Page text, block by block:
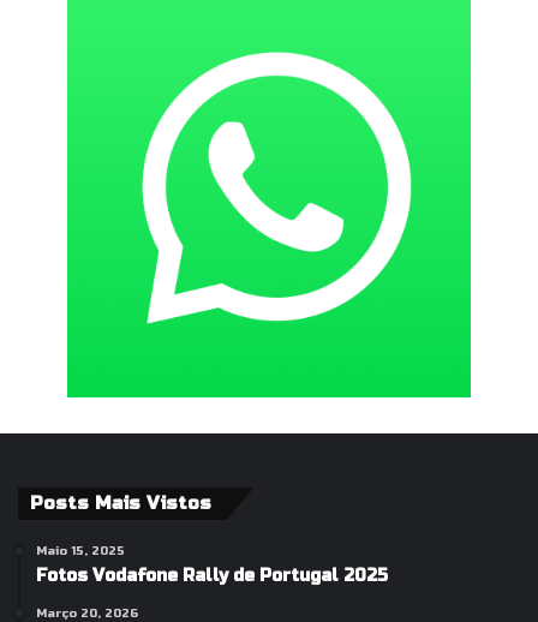
Posts Mais Vistos
Maio 15, 2025
Fotos Vodafone Rally de Portugal 2025
Março 20, 2026